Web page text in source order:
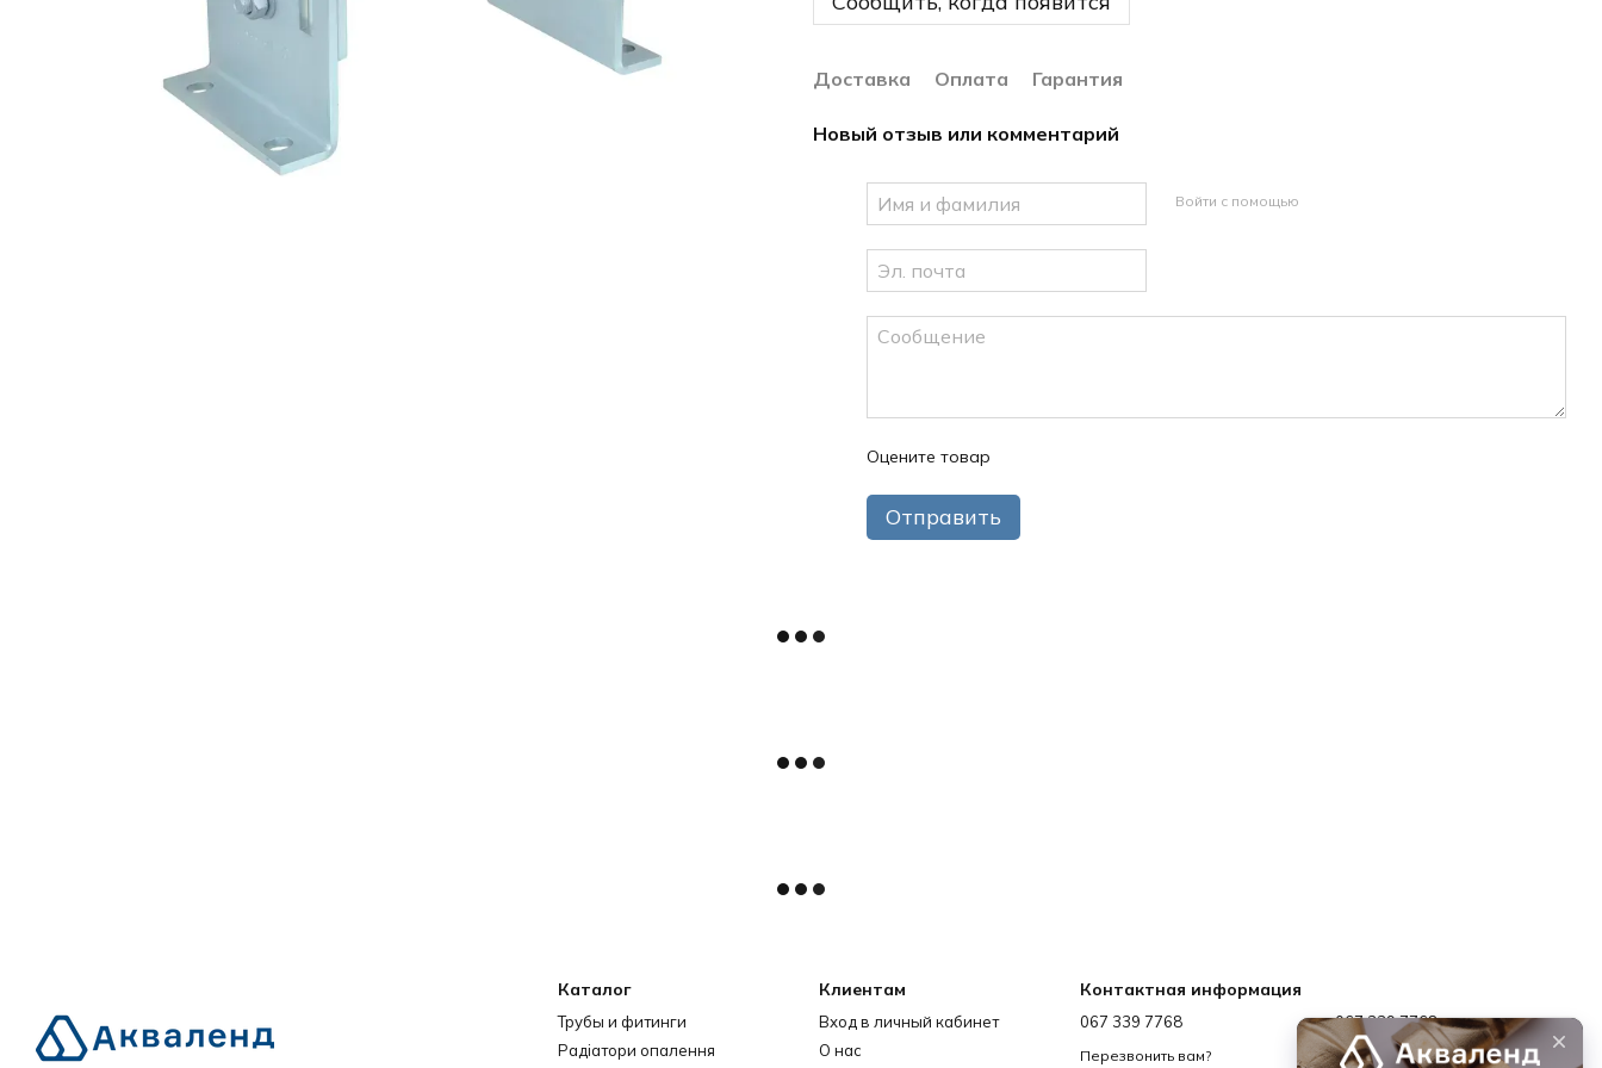
Доставка Оплата Гарантия
Новый отзыв или комментарий
Войти с помощью
Оцените товар
Отправить
Каталог
Трубы и фитинги
Радіатори опалення
Клиентам
Вход в личный кабинет
О нас
Контактная информация
067 339 7768
Перезвонить вам?
067 339 7768
info@akvalend.ua